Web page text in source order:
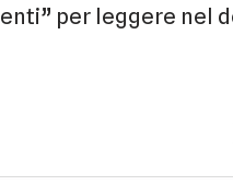
per leggere nel